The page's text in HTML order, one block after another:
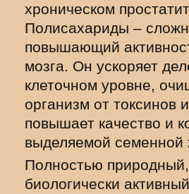
хроническом
Полисахариды –
повышающий
мозга. Он ускоряет
клеточном уровне,
организм от токсинов
повышает качество и
выделяемой семенной
Полностью природный,
биологически